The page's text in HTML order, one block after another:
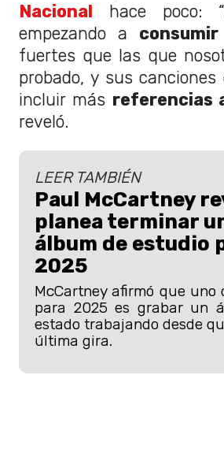
Nacional hace poco:
empezando a
fuertes que las que
probado, y sus canciones
incluir más referencias
reveló.
LEER TAMBIÉN
Paul McCartney
planea terminar
álbum de estudio
2025
McCartney afirmó que uno
para 2025 es grabar un
estado trabajando desde
última gira.